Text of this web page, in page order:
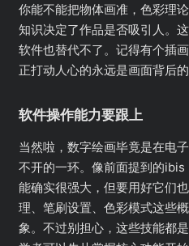
你能不能把物体画准，色彩理
知识决定了作品是否吸引人。
软件也替代不了。记得有个插
正打动人心的永远是画面背后
软件操作能力要跟上
当然啦，数字绘画毕竟是在电
不开的一环。像前面提到的
能确实很强大，但要用好它们
理、笔刷设置、色彩模式这些
象。不过别担心，这些技能都